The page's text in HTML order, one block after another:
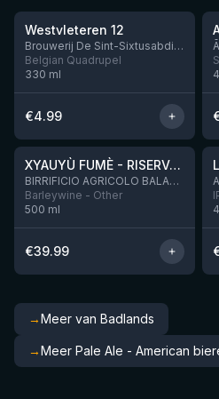
Westvleteren 12
Brouwerij De Sint-Sixtusabdij van Westvleteren
Belgian Quadrupel
330 ml
€4.99
★ 4.48
XYAUYÙ FUMÈ - RISERVA 2019
BIRRIFICIO AGRICOLO BALADIN - Baladin Indipendente Italian Farm Brewery
Barleywine - Other
500 ml
€39.99
→Meer van Badlands
→Meer Pale Ale - American